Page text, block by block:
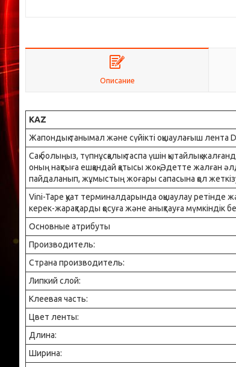
Описание
KAZ
Жапондық танымал және сүйікті оқшаулағыш лента
Сақ болыңыз, түпнұсқалық таспа үшін қытайлық
оның нақтыға ешқандай қатысы жоқ. Әдетте жалған
пайдаланып, жұмыстың жоғары сапасына қол
Vini-Tape қуат терминалдарында оқшаулау ретінде
керек-жарақтарды қосуға және анықтауға
Основные атрибуты
Производитель:
Страна производитель:
Липкий слой:
Клеевая часть:
Цвет ленты:
Длина:
Ширина: